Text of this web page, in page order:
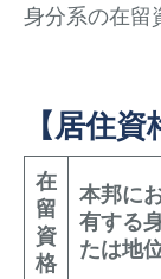
身分系の在留
【居住資
在
留
資
格
本邦に
有する
たは地